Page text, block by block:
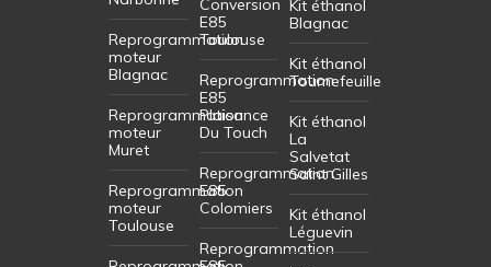
Reprogrammation
moteur
Blagnac
Reprogrammation
moteur
Muret
Reprogrammation
moteur
Toulouse
Conversion
E85
Toulouse
Reprogrammation
E85
Plaisance
Du Touch
Reprogrammation
E85
Colomiers
Reprogrammation
Kit éthanol
Blagnac
Kit éthanol
Tournefeuille
Kit éthanol
La
Salvetat
Saint Gilles
Kit éthanol
Léguevin